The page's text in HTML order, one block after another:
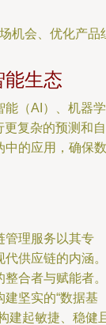
机会、优化产品
生态
能（AI）、机器学
复杂的预测和自
中的应用，确保数
管理服务以其专
代供应链的内涵。
整合者与赋能者。
坚实的“数据基
建起敏捷、稳健